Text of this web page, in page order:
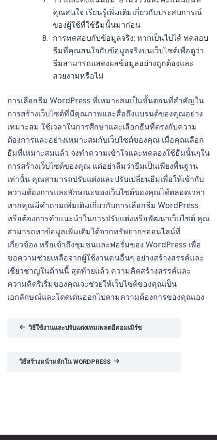
คุณสนใจ เรียนรู้เพิ่มเติมเกี่ยวกับประสบการณ์
ของผู้ใช้ที่ใช้ธีมนั้นมาก่อน
การทดสอบกับข้อมูลจริง: หากเป็นไปได้ ทดสอบ
ธีมที่คุณสนใจกับข้อมูลจริงบนเว็บไซต์เพื่อดูว่า
ธีมสามารถแสดงผลข้อมูลอย่างถูกต้องและ
สวยงามหรือไม่
การเลือกธีม WordPress ที่เหมาะสมเป็นขั้นตอนที่สำคัญใน
การสร้างเว็บไซต์ที่มีคุณภาพและสื่อถึงแบรนด์ของคุณอย่าง
เหมาะสม ใช้เวลาในการศึกษาและเลือกธีมที่ตรงกับความ
ต้องการและอย่างเหมาะสมกับเว็บไซต์ของคุณ เมื่อคุณเลือก
ธีมที่เหมาะสมแล้ว จงทำความเข้าใจและทดลองใช้ธีมนั้นๆใน
การสร้างเว็บไซต์ของคุณ แต่อย่าลืมว่าธีมเป็นเพียงพื้นฐาน
เท่านั้น คุณสามารถปรับแต่งและปรับเปลี่ยนธีมเพื่อให้เข้ากับ
ความต้องการและลักษณะของเว็บไซต์ของคุณได้ตลอดเวลา
หากคุณมีคำถามเพิ่มเติมเกี่ยวกับการเลือกธีม WordPress
หรือต้องการคำแนะนำในการปรับแต่งหรือพัฒนาเว็บไซต์ คุณ
สามารถหาข้อมูลเพิ่มเติมได้จากทรัพยากรออนไลน์ที่
เกี่ยวข้อง หรือเข้าถึงชุมชนและฟอรั่มของ WordPress เพื่อ
ขอความช่วยเหลือจากผู้ใช้งานคนอื่นๆ อย่างสร้างสรรค์และ
เชี่ยวชาญในด้านนี้ สุดท้ายแล้ว ความคิดสร้างสรรค์และ
ความคิดริเริ่มของคุณจะช่วยให้เว็บไซต์ของคุณเป็น
เอกลักษณ์และโดดเด่นออกไปตามความต้องการของคุณเอง
วิธีใช้งานและปรับแต่งเทมเพลตอีคอมเมิร์ซ
วิธีสร้างหน้าหลักใน WORDPRESS